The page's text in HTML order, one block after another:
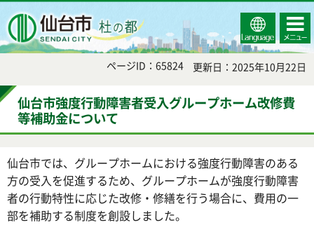
Select
Language
コンテ
ンツメ
ニュー
ページID：65824 更新日：2025年10月22日
仙台市強度行動障害者受入グループホーム改修費
等補助金について
仙台市では、グループホームにおける強度行動障害のある
方の受入を促進するため、グループホームが強度行動障害
者の行動特性に応じた改修・修繕を行う場合に、費用の一
部を補助する制度を創設しました。